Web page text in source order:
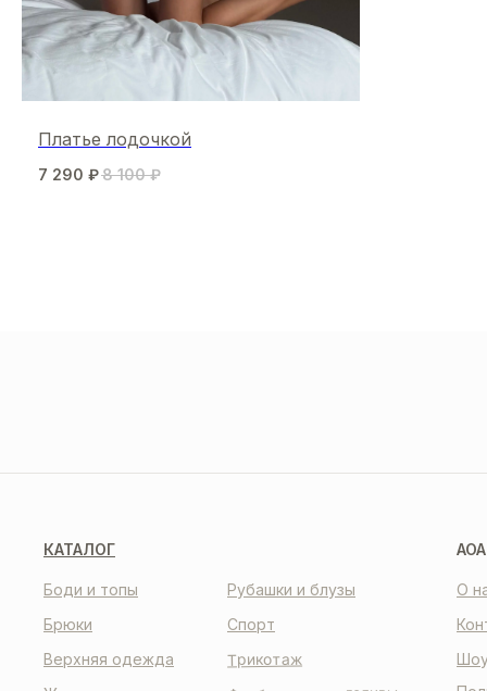
Платье лодочкой
7 290 ₽8 100 ₽
КАТАЛОГ
О
Боди и топы
Спорт
Рубашки и блузы
Брюки
Трикотаж
Верхняя одежда